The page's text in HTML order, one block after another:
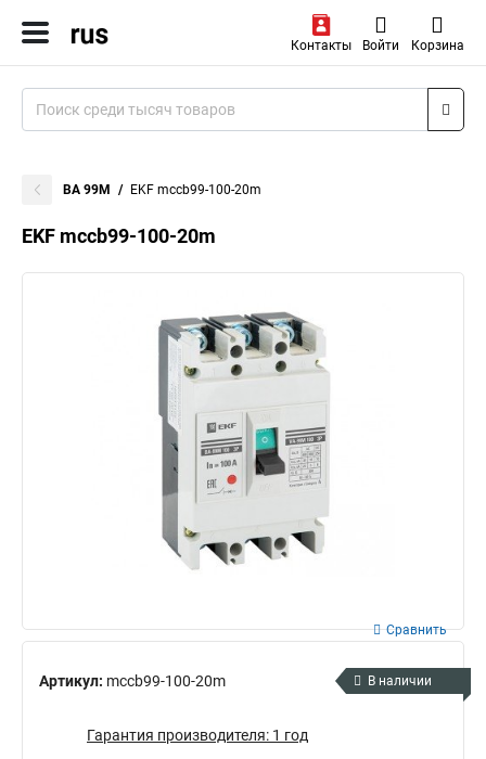
Контакты Войти Корзина
ВА 99М EKF mccb99-100-20m
EKF mccb99-100-20m
Артикул: mccb99-100-20m
Сравнить
В наличии
Гарантия производителя: 1 год